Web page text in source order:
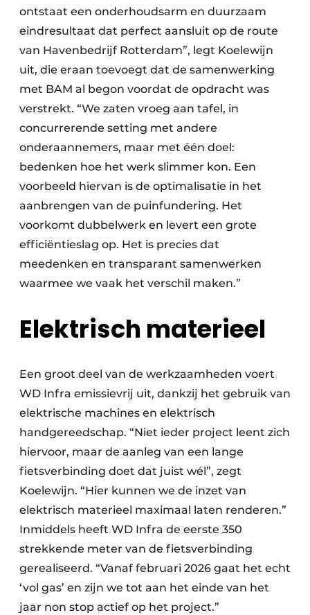
ontstaat een onderhoudsarm en duurzaam
eindresultaat dat perfect aansluit op de route
van Havenbedrijf Rotterdam”, legt Koelewijn
uit, die eraan toevoegt dat de samenwerking
met BAM al begon voordat de opdracht was
verstrekt. “We zaten vroeg aan tafel, in
concurrerende setting met andere
onderaannemers, maar met één doel:
bedenken hoe het werk slimmer kon. Een
voorbeeld hiervan is de optimalisatie in het
aanbrengen van de puinfundering. Het
voorkomt dubbelwerk en levert een grote
efficiëntieslag op. Het is precies dat
meedenken en transparant samenwerken
waarmee we vaak het verschil maken.”
Elektrisch materieel
Een groot deel van de werkzaamheden voert
WD Infra emissievrij uit, dankzij het gebruik van
elektrische machines en elektrisch
handgereedschap. “Niet ieder project leent zich
hiervoor, maar de aanleg van een lange
fietsverbinding doet dat juist wél”, zegt
Koelewijn. “Hier kunnen we de inzet van
elektrisch materieel maximaal laten renderen.”
Inmiddels heeft WD Infra de eerste 350
strekkende meter van de fietsverbinding
gerealiseerd. “Vanaf februari 2026 gaat het echt
‘vol gas’ en zijn we tot aan het einde van het
jaar non stop actief op het project.”